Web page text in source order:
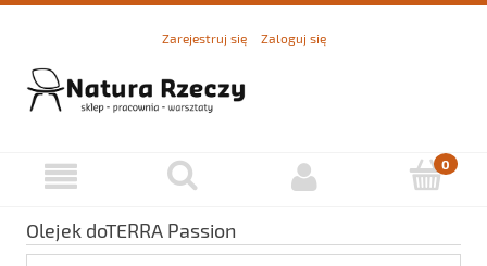
Zarejestruj się Zaloguj się
Olejek doTERRA Passion